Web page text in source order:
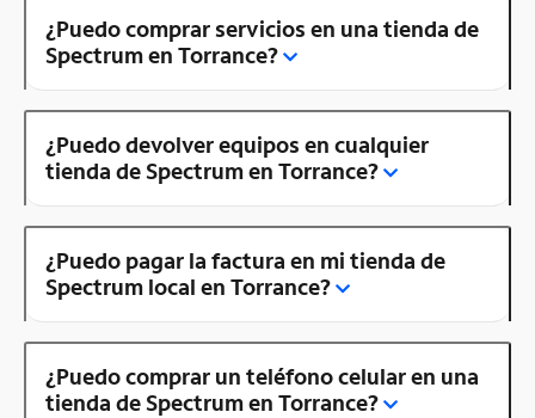
¿Puedo comprar servicios en una tienda de
Spectrum en Torrance?
¿Puedo devolver equipos en cualquier
tienda de Spectrum en Torrance?
¿Puedo pagar la factura en mi tienda de
Spectrum local en Torrance?
¿Puedo comprar un teléfono celular en una
tienda de Spectrum en Torrance?